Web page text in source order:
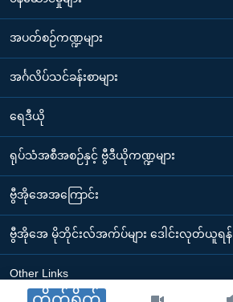
အပတ်စဉ်ကဏ္ဍများ
အင်္ဂလိပ်သင်ခန်းစာများ
ရေဒီယို
ရုပ်သံအစီအစဉ်နှင့် ဗွီဒီယိုကဏ္ဍများ
ဗွီအိုအေအကြောင်း
ဗွီအိုအေ မိုဘိုင်းလ်အက်ပ်များ ဒေါင်းလုတ်ယူရန်
Other Links